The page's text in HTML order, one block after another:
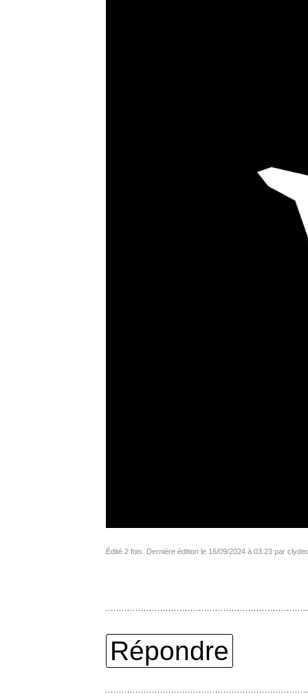
Édité 2 fois. Dernière édition le 16/09/2024 à 03:23 par
Répondre